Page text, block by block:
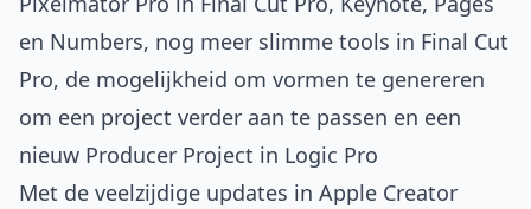
en Numbers, nog meer slimme tools in Final Cut
Pro, de mogelijkheid om vormen te genereren
om een project verder aan te passen en een
nieuw Producer Project in Logic Pro
Met de veelzijdige updates in Apple Creator